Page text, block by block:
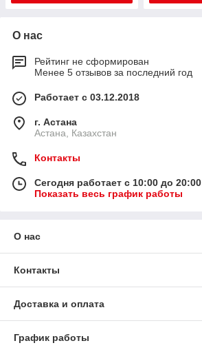
О нас
Рейтинг не сформирован
Менее 5 отзывов за последний год
Работает с 03.12.2018
г. Астана
Астана, Казахстан
Контакты
Сегодня работает с 10:00 до 20:00
Показать весь график работы
О нас
Контакты
Доставка и оплата
График работы